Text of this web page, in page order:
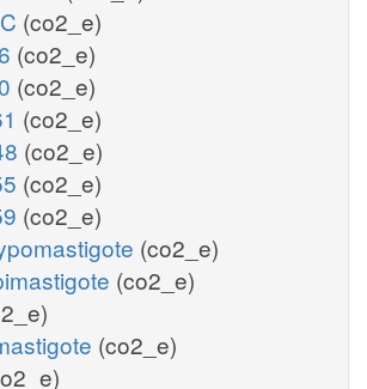
(co2_e)
(co2_e)
(co2_e)
(co2_e)
(co2_e)
(co2_e)
(co2_e)
(co2_e)
(co2_e)
(co2_e)